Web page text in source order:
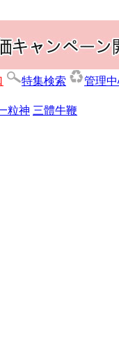
特集検索
管理
粒神 三體牛鞭